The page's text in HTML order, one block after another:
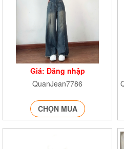
Giá: Đăng nhập
QuanJean7786
CHỌN MUA